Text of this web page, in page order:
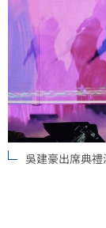
吳建豪出席典禮